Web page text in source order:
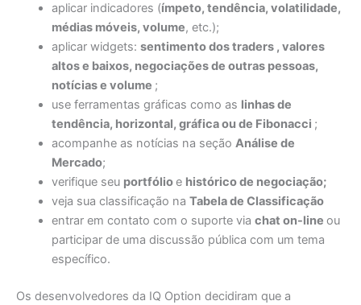
aplicar indicadores (ímpeto, tendência, volatilidade,
médias móveis, volume, etc.);
aplicar widgets: sentimento dos traders , valores
altos e baixos, negociações de outras pessoas,
notícias e volume ;
use ferramentas gráficas como as linhas de
tendência, horizontal, gráfica ou de Fibonacci ;
acompanhe as notícias na seção Análise de
Mercado;
verifique seu portfólioe histórico de negociação;
veja sua classificação na Tabela de Classificação
entrar em contato com o suporte via chat on-line ou
participar de uma discussão pública com um tema
específico.
Os desenvolvedores da IQ Option decidiram que a